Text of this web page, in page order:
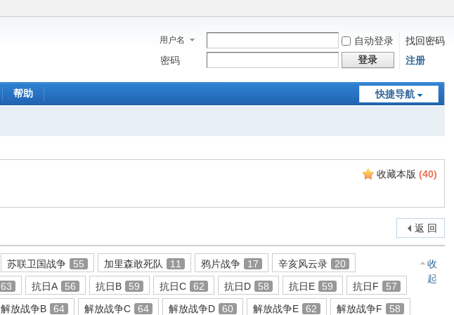
用户名 自动登录
找回密码
密码
登录 注册
快捷导航
帮助
收藏本版 (40)
返 回
收
起
苏联卫国战争 55 加里森敢死队 11 鸦片战争 17 辛亥风云录
20
63 抗日A 56 抗日B 59 抗日C 62 抗日D 58 抗日E 59 抗日F
57
解放战争B 64 解放战争C 64 解放战争D 60 解放战争E 62 解放战争F
58